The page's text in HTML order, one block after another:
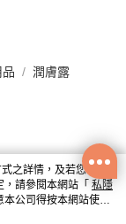
潤膚露
之詳情，及若您不希
請參閱本網站「 私隱
本公司得按本網站使用